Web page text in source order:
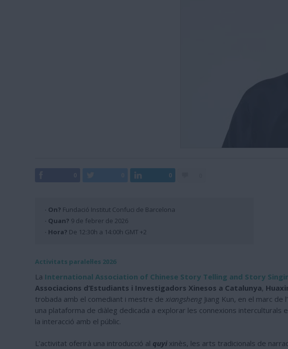
0
· On? Fundació Institut Confuci de Barcelona
· Quan? 9 de febrer de 2026
· Hora? De 12:30h a 14:00h GMT +2
Activitats paralel·les 2026
La International Association of Chinese Story Telling and Story
Associacions d’Estudiants i Investigadors Xinesos a Catalunya,
trobada amb el comediant i mestre de xiangsheng Jiang Kun, en el marc de
una plataforma de diàleg dedicada a explorar les connexions
la interacció amb el públic.
L’activitat oferirà una introducció al quyi xinès, les arts tradicionals de